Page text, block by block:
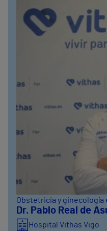
Obstetricia y ginecología
Dr. Pablo Real de
Hospital Vithas Vigo